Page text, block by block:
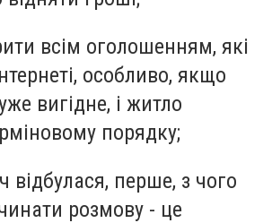
всім оголошенням, які
особливо, якщо
вигідне, і житло
порядку;
відбулася, перше, з чого
розмову - це